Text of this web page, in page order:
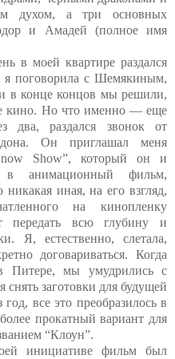
духом, а три основных
и Амадей (полное имя
в моей квартире раздался
я поговорила с Шемякиным,
в конце концов мы решили,
кино. Но что именно — еще
два, раздался звонок от
Он приглашал меня
Show”, который он и
в анимационный фильм,
иная, на его взгляд,
на кинопленку
передать всю глубину и
Я, естественно, слетала,
договариваться. Когда
Питере, мы умудрились с
заготовки для будущей
все это преобразилось в
прокатный вариант для
“Клоун”.
инициативе фильм был